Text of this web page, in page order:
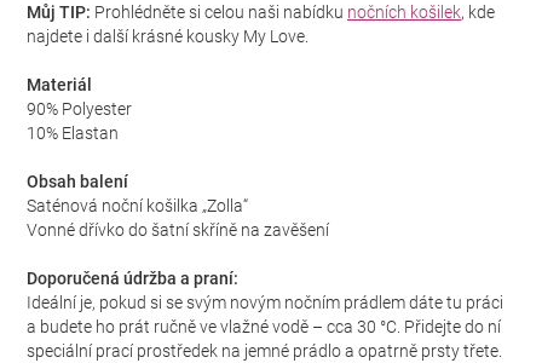
Můj TIP: Prohlédněte si celou naši nabídku nočních košilek, kde
najdete i další krásné kousky My Love.
Materiál
90% Polyester
10% Elastan
Obsah balení
Saténová noční košilka „Zolla“
Vonné dřívko do šatní skříně na zavěšení
Doporučená údržba a praní:
Ideální je, pokud si se svým novým nočním prádlem dáte tu práci
a budete ho prát ručně ve vlažné vodě – cca 30 °C. Přidejte do ní
speciální prací prostředek na jemné prádlo a opatrně prsty třete.